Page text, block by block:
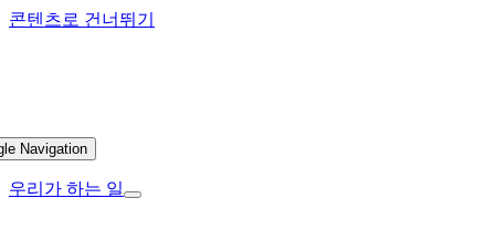
콘텐츠로 건너뛰기
Navigation
우리가 하는 일